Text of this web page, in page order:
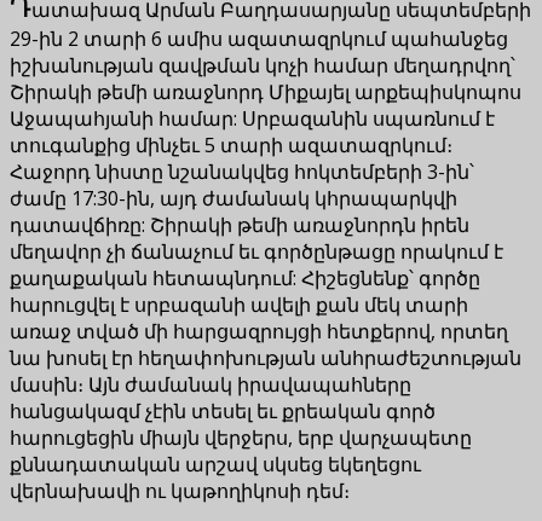
ատախազ Արման Բաղդասարյանը սեպտեմբերի
29-ին 2 տարի 6 ամիս ազատազրկում պահանջեց
իշխանության զավթման կոչի համար մեղադրվող՝
Շիրակի թեմի առաջնորդ Միքայել արքեպիսկոպոս
Աջապահյանի համար: Սրբազանին սպառնում է
տուգանքից մինչեւ 5 տարի ազատազրկում։
Հաջորդ նիստը նշանակվեց հոկտեմբերի 3-ին՝
ժամը 17:30-ին, այդ ժամանակ կհրապարկվի
դատավճիռը: Շիրակի թեմի առաջնորդն իրեն
մեղավոր չի ճանաչում եւ գործընթացը որակում է
քաղաքական հետապնդում: Հիշեցնենք՝ գործը
հարուցվել է սրբազանի ավելի քան մեկ տարի
առաջ տված մի հարցազրույցի հետքերով, որտեղ
նա խոսել էր հեղափոխության անհրաժեշտության
մասին։ Այն ժամանակ իրավապահները
հանցակազմ չէին տեսել եւ քրեական գործ
հարուցեցին միայն վերջերս, երբ վարչապետը
քննադատական արշավ սկսեց եկեղեցու
վերնախավի ու կաթողիկոսի դեմ։